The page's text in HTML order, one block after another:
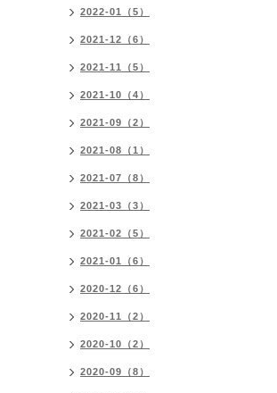
2022-01（5）
2021-12（6）
2021-11（5）
2021-10（4）
2021-09（2）
2021-08（1）
2021-07（8）
2021-03（3）
2021-02（5）
2021-01（6）
2020-12（6）
2020-11（2）
2020-10（2）
2020-09（8）